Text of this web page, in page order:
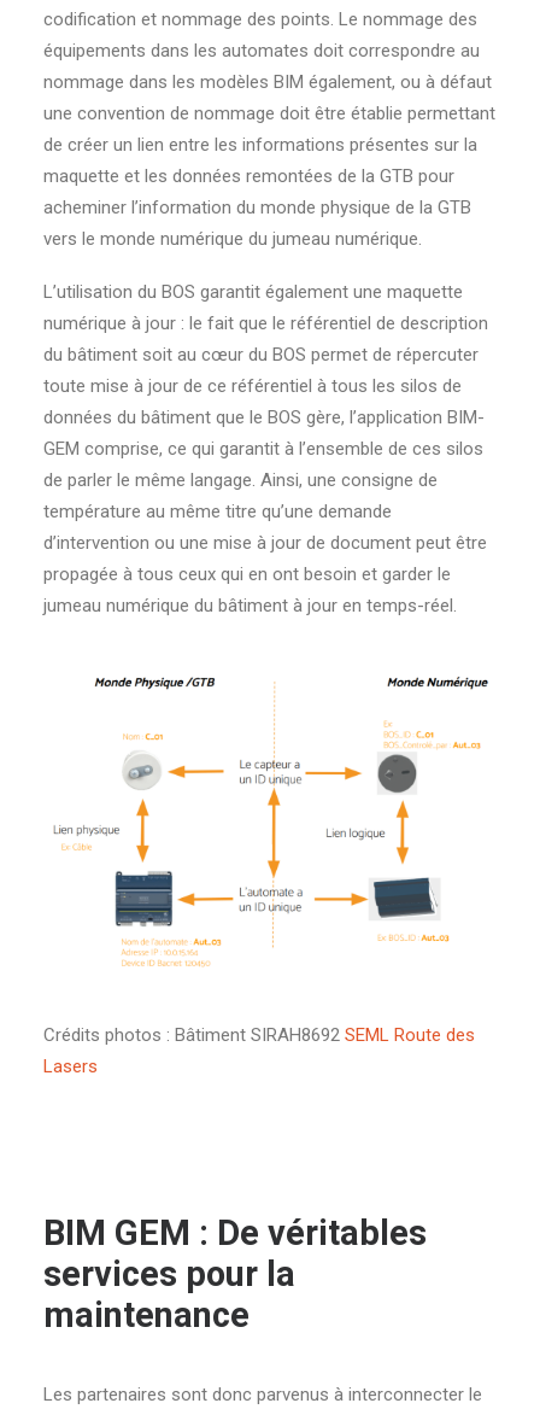
codification et nommage des points. Le nommage des
équipements dans les automates doit correspondre au
nommage dans les modèles BIM également, ou à défaut
une convention de nommage doit être établie permettant
de créer un lien entre les informations présentes sur la
maquette et les données remontées de la GTB pour
acheminer l’information du monde physique de la GTB
vers le monde numérique du jumeau numérique.
L’utilisation du BOS garantit également une maquette
numérique à jour : le fait que le référentiel de description
du bâtiment soit au cœur du BOS permet de répercuter
toute mise à jour de ce référentiel à tous les silos de
données du bâtiment que le BOS gère, l’application BIM-
GEM comprise, ce qui garantit à l’ensemble de ces silos
de parler le même langage. Ainsi, une consigne de
température au même titre qu’une demande
d’intervention ou une mise à jour de document peut être
propagée à tous ceux qui en ont besoin et garder le
jumeau numérique du bâtiment à jour en temps-réel.
Crédits photos : Bâtiment SIRAH8692 SEML Route des
Lasers
BIM GEM : De véritables
services pour la
maintenance
Les partenaires sont donc parvenus à interconnecter le